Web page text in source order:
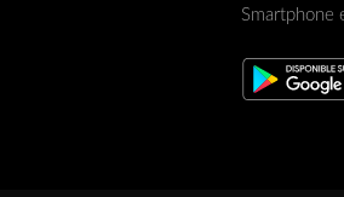
Smartphone